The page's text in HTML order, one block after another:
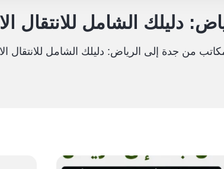
دليلك الشامل للانتقال
من جدة إلى الرياض: دليلك الشامل للانتقال